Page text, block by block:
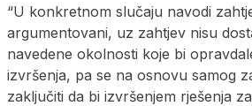
“U konkretnom slučaju navodi
argumentovani, uz zahtjev nisu
navedene okolnosti koje bi
izvršenja, pa se na osnovu samog
zaključiti da bi izvršenjem rješenja